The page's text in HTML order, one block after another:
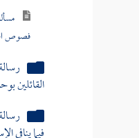
فصوص
القائلين
فيما ينافي